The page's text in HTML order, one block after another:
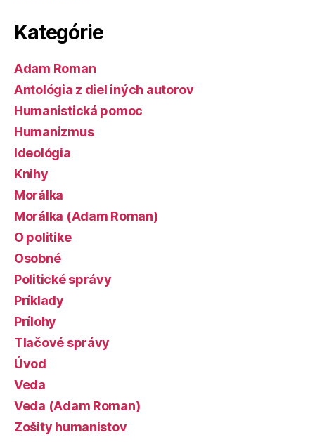
Kategórie
Adam Roman
Antológia z diel iných autorov
Humanistická pomoc
Humanizmus
Ideológia
Knihy
Morálka
Morálka (Adam Roman)
O politike
Osobné
Politické správy
Príklady
Prílohy
Tlačové správy
Úvod
Veda
Veda (Adam Roman)
Zošity humanistov